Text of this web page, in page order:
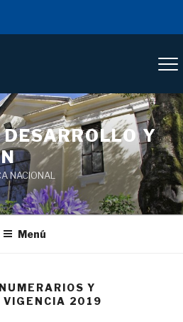
Y
NACIONAL
Menú
Y
VIGENCIA 2019